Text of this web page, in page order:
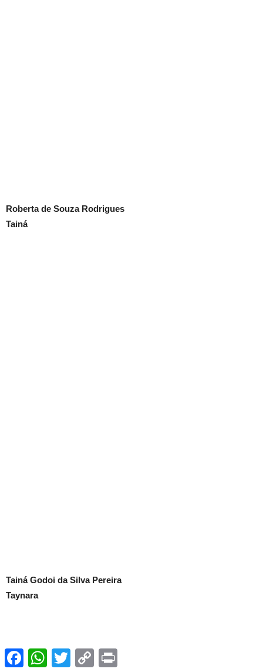
Roberta de Souza Rodrigues
Tainá
Tainá Godoi da Silva Pereira
Taynara
FacebookWhatsAppTwitter Copy
Link